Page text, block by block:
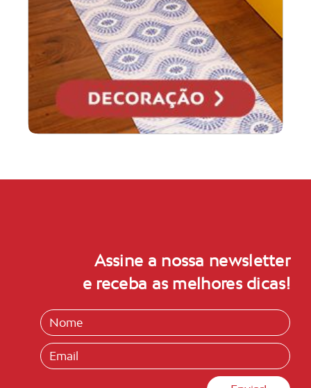
Assine a nossa newsletter
e receba as melhores dicas!